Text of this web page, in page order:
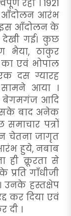
रही । 1921
आँदोलन आरंभ
इस आँदोलन के
देखी गई। कुछ
भैया, ठाकुर
एवं भोपाल
दस ग्यारह
आया ।
बेगमगंज आदि
बाद अनेक
पत्रों
चेतना जागृत
हुये, नबाब
ही क्रूरता से
गाँधीजी
उनके हस्तक्षेप
कर दिया एवं
दी ।